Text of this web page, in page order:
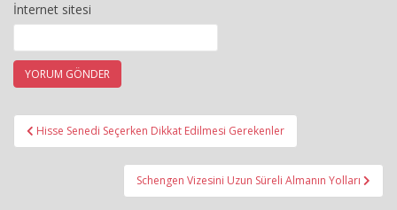
İnternet sitesi
Yazı
gezinmesi
Hisse Senedi Seçerken Dikkat Edilmesi Gerekenler
Schengen Vizesini Uzun Süreli Almanın Yolları